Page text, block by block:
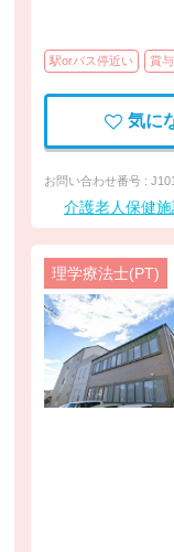
駅orバス停近い 賞
気に
お問い合わせ番号 :
介護老人保健
理学療法士(PT)